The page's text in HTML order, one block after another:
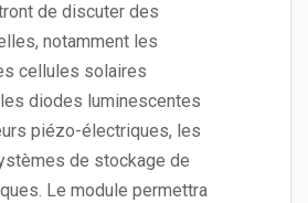
de discuter des
notamment les
cellules solaires
diodes luminescentes
piézo-électriques, les
de stockage de
Le module permettra